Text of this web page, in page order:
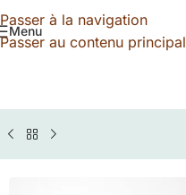
Passer à la navigation
Passer au contenu principal
Menu